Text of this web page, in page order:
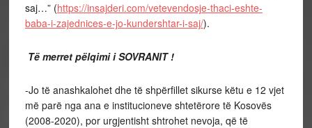
saj…” (https://insajderi.com/vetevendosje-thaci-eshte-
baba-i-zajednices-e-jo-kundershtar-i-saj/).
Të merret pëlqimi i SOVRANIT !
-Jo të anashkalohet dhe të shpërfillet sikurse këtu e 12 vjet
më parë nga ana e institucioneve shtetërore të Kosovës
(2008-2020), por urgjentisht shtrohet nevoja, që të